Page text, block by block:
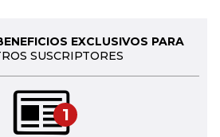
EXCLUSIVOS PARA
SUSCRIPTORES
1